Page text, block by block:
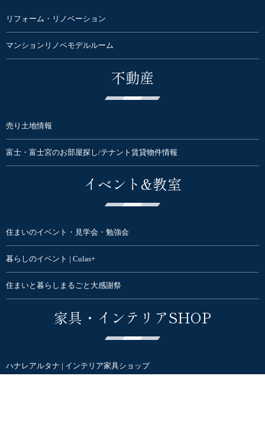
リフォーム・リノベーション
マンションリノベモデルルーム
不動産
売り土地情報
富士・富士宮のお部屋探し/テナント賃貸物件情報
イベント&教室
住まいのイベント・見学会・勉強会
暮らしのイベント | Culas+
住まいと暮らしまるごと大感謝祭
家具・インテリアSHOP
ハナレアルタナ | インテリア家具ショップ